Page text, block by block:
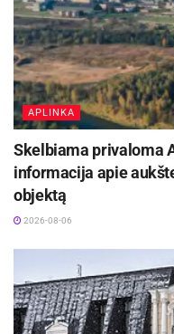
gyvenimą, liepų
pasigaminti žvakę.
smėlio mandalų
vaikams bei
18.10 val. mažųjų
pagal animacinį
metu vaikai leisis į
šokių iššūkius.
šventinę nuotaiką
dovanojanti šiltą ir
Narsiečių Liepos
APLINKA
Skelbiama privaloma
informacija apie
objektą
2026-08-06